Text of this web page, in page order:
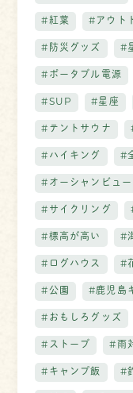
#紅葉 #アウト
#防災グッズ #
#ポータブル電源
#SUP #星座
#テントサウナ
#ハイキング #
#オーシャンビュー
#サイクリング
#標高が高い #
#ログハウス #
#公園 #鹿児島
#おもしろグッズ
#ストーブ #雨
#キャンプ飯 #